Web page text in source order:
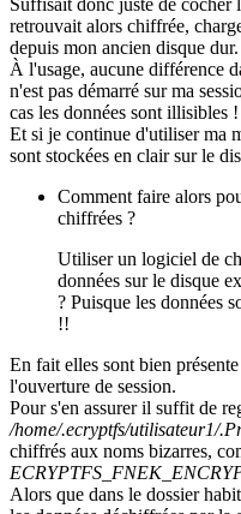
retrouvait alors chiffrée,
depuis mon ancien disque dur.
À l'usage, aucune différence
n'est pas démarré sur ma
cas les données sont illisibles !
Et si je continue d'utiliser ma
sont stockées en clair sur le
Comment faire alors
chiffrées ?
Utiliser un logiciel de
données sur le disque
? Puisque les données
!!
En fait elles sont bien
l'ouverture de session.
Pour s'en assurer il suffit de
/home/.ecryptfs/utilisateur1/
chiffrés aux noms bizarres,
Alors que dans le dossier